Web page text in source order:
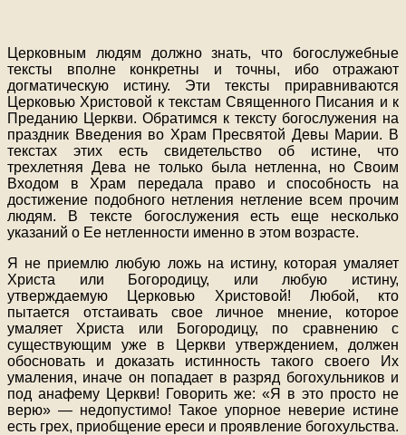
Церковным людям должно знать, что богослужебные
тексты вполне конкретны и точны, ибо отражают
догматическую истину. Эти тексты приравниваются
Церковью Христовой к текстам Священного Писания и к
Преданию Церкви. Обратимся к тексту богослужения на
праздник Введения во Храм Пресвятой Девы Марии. В
текстах этих есть свидетельство об истине, что
трехлетняя Дева не только была нетленна, но Своим
Входом в Храм передала право и способность на
достижение подобного нетления нетление всем прочим
людям. В тексте богослужения есть еще несколько
указаний о Ее нетленности именно в этом возрасте.
Я не приемлю любую ложь на истину, которая умаляет
Христа или Богородицу, или любую истину,
утверждаемую Церковью Христовой! Любой, кто
пытается отстаивать свое личное мнение, которое
умаляет Христа или Богородицу, по сравнению с
существующим уже в Церкви утверждением, должен
обосновать и доказать истинность такого своего Их
умаления, иначе он попадает в разряд богохульников и
под анафему Церкви! Говорить же: «Я в это просто не
верю» — недопустимо! Такое упорное неверие истине
есть грех, приобщение ереси и проявление богохульства.